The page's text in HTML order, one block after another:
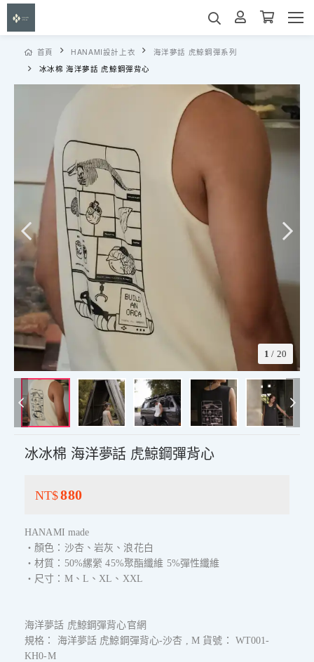
首頁 HANAMI設計上衣
海洋夢話 虎鯨鋼彈系列
冰冰棉 海洋夢話 虎鯨鋼彈背心
1 / 20
冰冰棉 海洋夢話 虎鯨鋼彈背心
NT$880
HANAMI made
・顏色：沙杏、岩灰、浪花白
・材質：50%縲縈 45%聚酯纖維 5%彈性纖維
・尺寸：M、L、XL、XXL
海洋夢話 虎鯨鋼彈背心官網
規格： 海洋夢話 虎鯨鋼彈背心-沙杏 , M 貨號： WT001-
KH0-M